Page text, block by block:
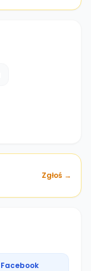
Zgłoś →
Facebook